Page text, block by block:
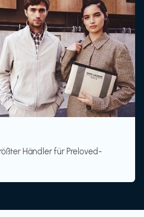
Händler für Preloved-